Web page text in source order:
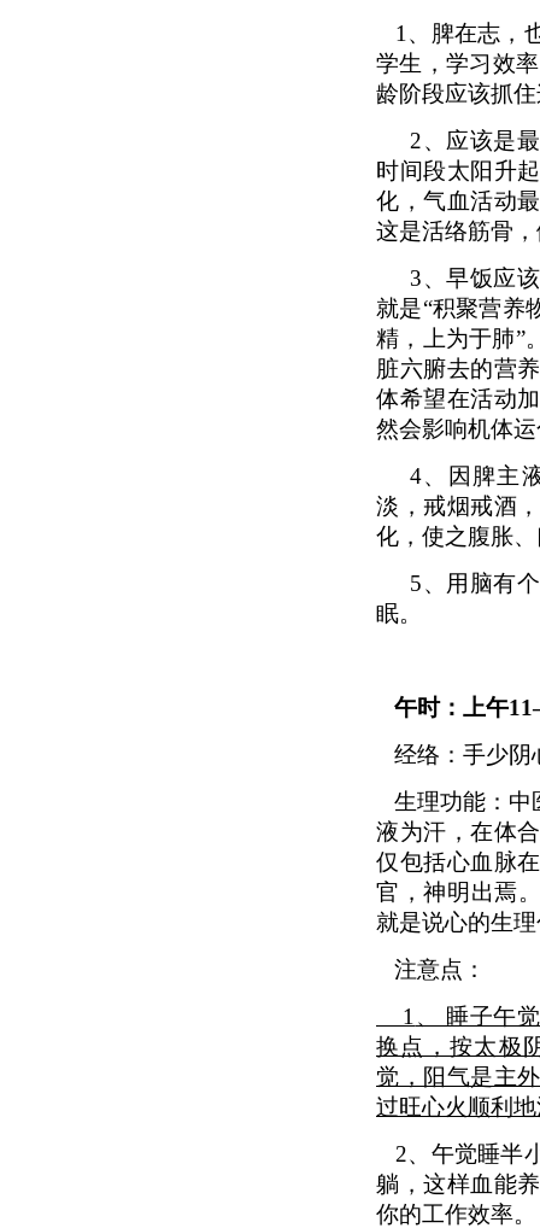
1 、脾在志，
学生，学习效
龄阶段应该抓
2、 应该是
时间段太阳升
化，气血活动
这是活络筋骨
3、早饭应
就是“积聚营养
精，上为于肺”
脏六腑去的营
体希望在活动
然会影响机体
4、
因脾主
淡，戒烟戒酒
化，使之腹胀
5、 用脑有
眠。
午时：上午
经络：手少
生理功能：中
液为汗，在体
仅包括心血脉
官，神明出焉
就是说心的生
注意点：
1 、 睡子午
换点，按太极
觉，阳气是主
过旺心火顺利
2、午觉睡半
躺，这样血能
你的工作效率。